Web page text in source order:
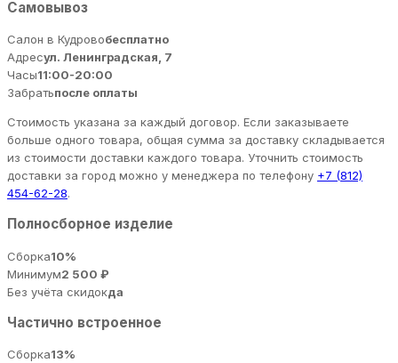
Самовывоз
Салон в Кудровобесплатно
Адресул. Ленинградская, 7
Часы11:00-20:00
Забратьпосле оплаты
Стоимость указана за каждый договор. Если заказываете
больше одного товара, общая сумма за доставку складывается
из стоимости доставки каждого товара. Уточнить стоимость
доставки за город можно у менеджера по телефону +7 (812)
454-62-28.
Полносборное изделие
Сборка10%
Минимум2 500 ₽
Без учёта скидокда
Частично встроенное
Сборка13%